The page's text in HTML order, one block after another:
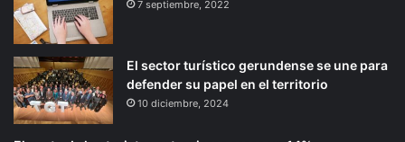
7 septiembre, 2022
El sector turístico gerundense se une para
defender su papel en el territorio
10 diciembre, 2024